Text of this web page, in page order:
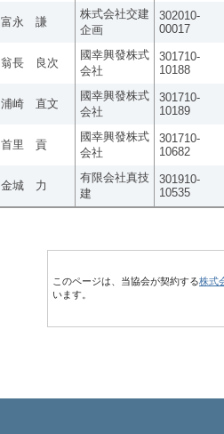
富永 謙
株式会社交建
企画
302010-
00017
翁長 良次
國幸興發株式
会社
301710-
10188
浦崎 直文
國幸興發株式
会社
301710-
10189
首里 貢
國幸興發株式
会社
301710-
10682
金城 力
有限会社真技
建
301910-
10535
このページは、当協会が契約する株式
います。